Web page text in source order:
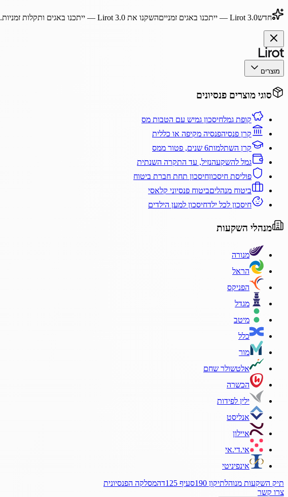
חדשLirot 3.0 — ייתכנו באגים זמנייםהשקנו את Lirot 3.0 — ייתכנו באגים ותקלות זמניות.
מוצרים
סוגי מוצרים פנסיונים
קופת גמלחיסכון גמיש עם הטבות מס
קרן פנסיהפנסיה מקיפה או כללית
קרן השתלמות6 שנים, פטור ממס
גמל להשקעהנזיל, עד התקרה השנתית
פוליסת חיסכוןחיסכון תחת חברת ביטוח
ביטוח מנהליםביטוח פנסיוני קלאסי
חיסכון לכל ילדחיסכון למען הילדים
מנהלי השקעות
מנורה
הראל
הפניקס
מגדל
מיטב
כלל
מור
אלטשולר שחם
הכשרה
ילין לפידות
אנליסט
איילון
אי.די.אי
אינפיניטי
תיק השקעות מנוהלתיקון 190 סעיף 125ד
המסלקה הפנסיונית
צרו קשר